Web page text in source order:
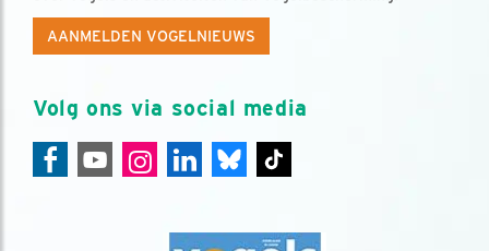
AANMELDEN VOGELNIEUWS
Volg ons via social media